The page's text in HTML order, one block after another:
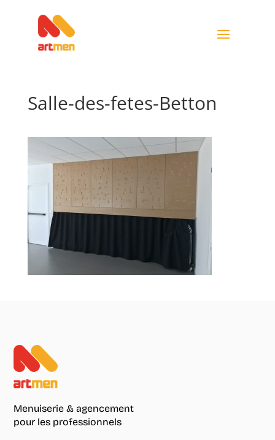
Salle-des-fetes-Betton
Menuiserie & agencement
pour les professionnels